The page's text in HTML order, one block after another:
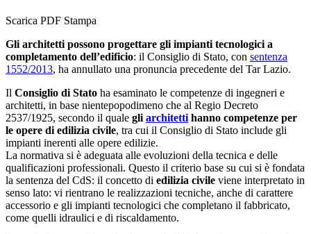
Scarica PDF Stampa
Gli architetti possono progettare gli impianti tecnologici a
completamento dell’edificio: il Consiglio di Stato, con sentenza
1552/2013, ha annullato una pronuncia precedente del Tar Lazio.
Il Consiglio di Stato ha esaminato le competenze di ingegneri e
architetti, in base nientepopodimeno che al Regio Decreto
2537/1925, secondo il quale gli architetti hanno competenze per
le opere di edilizia civile, tra cui il Consiglio di Stato include gli
impianti inerenti alle opere edilizie.
La normativa si è adeguata alle evoluzioni della tecnica e delle
qualificazioni professionali. Questo il criterio base su cui si è fondata
la sentenza del CdS: il concetto di edilizia civile viene interpretato in
senso lato: vi rientrano le realizzazioni tecniche, anche di carattere
accessorio e gli impianti tecnologici che completano il fabbricato,
come quelli idraulici e di riscaldamento.